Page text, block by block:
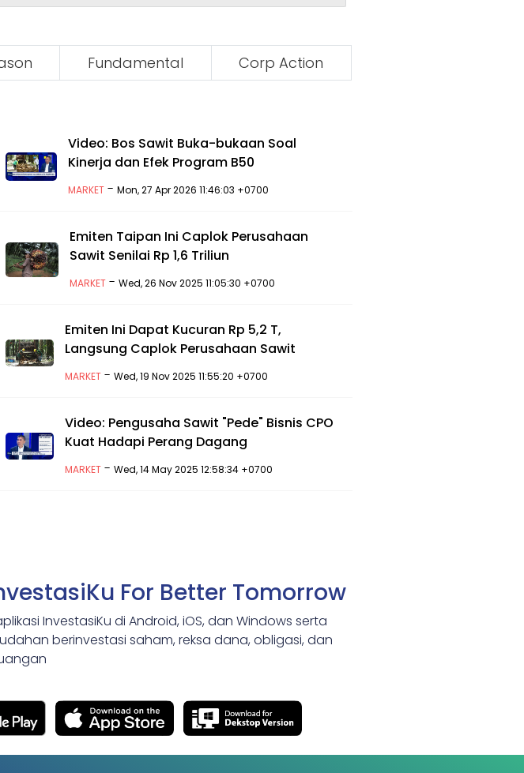
Fundamental Corp Action
Video: Bos Sawit Buka-bukaan Soal
Kinerja dan Efek Program B50
MARKET -Mon, 27 Apr 2026 11:46:03 +0700
Emiten Taipan Ini Caplok Perusahaan
Sawit Senilai Rp 1,6 Triliun
MARKET -Wed, 26 Nov 2025 11:05:30 +0700
Emiten Ini Dapat Kucuran Rp 5,2 T,
Langsung Caplok Perusahaan Sawit
MARKET -Wed, 19 Nov 2025 11:55:20 +0700
Video: Pengusaha Sawit "Pede" Bisnis CPO
Kuat Hadapi Perang Dagang
MARKET- Wed, 14 May 2025 12:58:34 +0700
For Better Tomorrow
InvestasiKu di Android, iOS, dan Windows serta
berinvestasi saham, reksa dana, obligasi, dan